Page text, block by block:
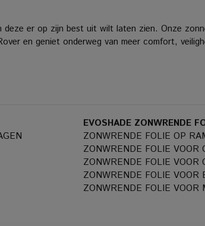
er op zijn best uit wilt laten zien. Onze
en geniet onderweg van meer comfort,
EVOSHADE ZONWRENDE
ZONWRENDE FOLIE OP
ZONWRENDE FOLIE VOOR
ZONWRENDE FOLIE VOOR
ZONWRENDE FOLIE VOOR
ZONWRENDE FOLIE VOOR